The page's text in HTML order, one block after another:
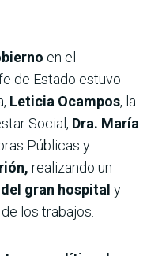
en el
de Estado estuvo
Leticia Ocampos, la
Social, Dra. María
Públicas y
realizando un
gran hospital y
los trabajos.